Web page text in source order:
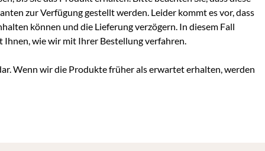
zur Verfügung gestellt werden. Leider kommt es vor, dass
können und die Lieferung verzögern. In diesem Fall
Ihnen, wie wir mit Ihrer Bestellung verfahren.
Wenn wir die Produkte früher als erwartet erhalten, werden